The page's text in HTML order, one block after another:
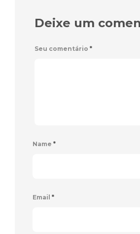
Deixe um
Seu comentário *
Name *
Email *